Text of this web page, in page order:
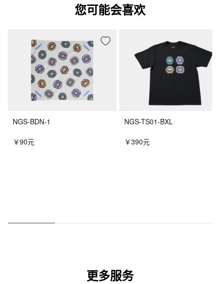
您可能会喜欢
NGS-BDN-1
￥90元
NGS-TS01-BXL
￥390元
更多服务